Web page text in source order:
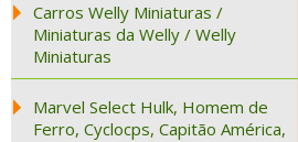
Carros Welly Miniaturas /
Miniaturas da Welly / Welly
Miniaturas
Marvel Select Hulk, Homem de
Ferro, Cyclocps, Capitão América,